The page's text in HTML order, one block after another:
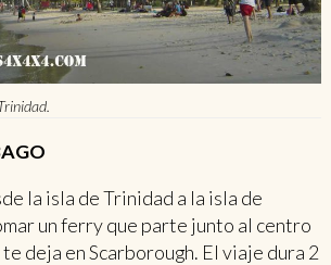
la isla de Trinidad a la isla de
un ferry que parte junto al centro
deja en Scarborough. El viaje dura 2